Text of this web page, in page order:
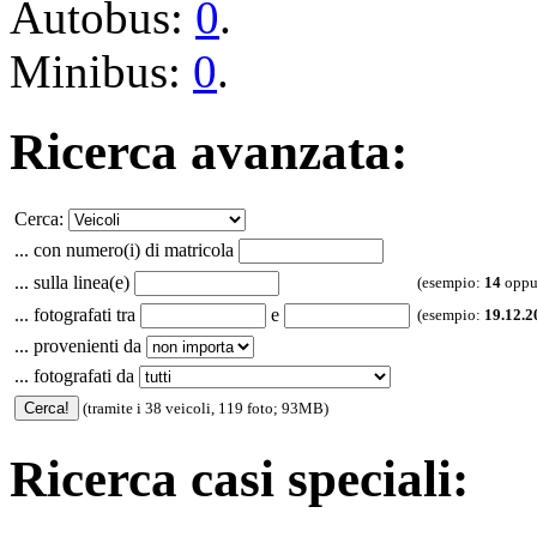
Autobus: 0.
Minibus: 0.
Ricerca avanzata:
Cerca:
... con numero(i) di matricola
... sulla linea(e)
(esempio: 14
... fotografati tra e (esempio:
... provenienti da
... fotografati da
(tramite i 38 veicoli, 119 foto; 93MB)
Ricerca casi speciali: